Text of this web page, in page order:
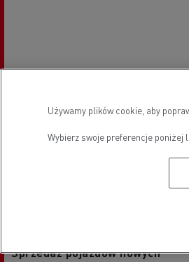
Godziny otwarcia
Sprzedaż pojazdów nowych
Używamy plików cookie, aby
Wybierz swoje preferencje poniżej